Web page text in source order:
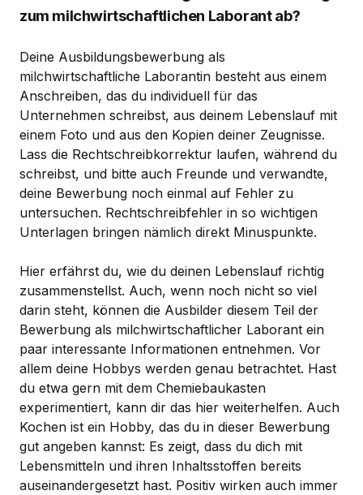
zum milchwirtschaftlichen Laborant ab?
Deine Ausbildungsbewerbung als
milchwirtschaftliche Laborantin besteht aus einem
Anschreiben, das du individuell für das
Unternehmen schreibst, aus deinem Lebenslauf mit
einem Foto und aus den Kopien deiner Zeugnisse.
Lass die Rechtschreibkorrektur laufen, während du
schreibst, und bitte auch Freunde und verwandte,
deine Bewerbung noch einmal auf Fehler zu
untersuchen. Rechtschreibfehler in so wichtigen
Unterlagen bringen nämlich direkt Minuspunkte.
Hier erfährst du, wie du deinen Lebenslauf richtig
zusammenstellst. Auch, wenn noch nicht so viel
darin steht, können die Ausbilder diesem Teil der
Bewerbung als milchwirtschaftlicher Laborant ein
paar interessante Informationen entnehmen. Vor
allem deine Hobbys werden genau betrachtet. Hast
du etwa gern mit dem Chemiebaukasten
experimentiert, kann dir das hier weiterhelfen. Auch
Kochen ist ein Hobby, das du in dieser Bewerbung
gut angeben kannst: Es zeigt, dass du dich mit
Lebensmitteln und ihren Inhaltsstoffen bereits
auseinandergesetzt hast. Positiv wirken auch immer